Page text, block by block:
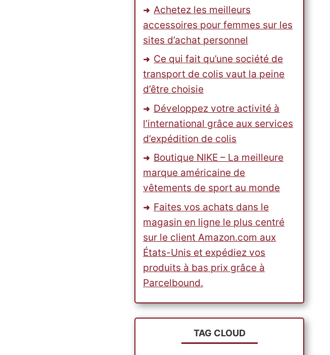
Achetez les meilleurs
accessoires pour femmes sur les
sites d’achat personnel
Ce qui fait qu’une société de
transport de colis vaut la peine
d’être choisie
Développez votre activité à
l’international grâce aux services
d’expédition de colis
Boutique NIKE – La meilleure
marque américaine de
vêtements de sport au monde
Faites vos achats dans le
magasin en ligne le plus centré
sur le client Amazon.com aux
États-Unis et expédiez vos
produits à bas prix grâce à
Parcelbound.
TAG CLOUD